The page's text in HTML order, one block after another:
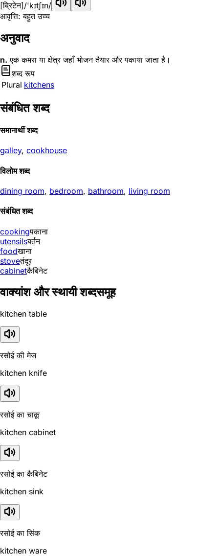
[ब्रिटेन]/'kɪtʃɪn/
आवृत्ति: बहुत उच्च
अनुवाद
n. एक कमरा या क्षेत्र जहाँ भोजन तैयार और पकाया जाता है।
शब्द रूप
Plural kitchens
संबंधित शब्द
समानार्थी शब्द
galley, cookhouse
विलोम शब्द
dining room, bedroom, bathroom, living room
संबंधित शब्द
cookingपकाना
utensilsबर्तन
foodखाना
stoveतंदूर
cabinetकैबिनेट
वाक्यांश और स्थायी शब्दसमूह
kitchen table
रसोई की मेज
kitchen knife
रसोई का चाकू
kitchen cabinet
रसोई का कैबिनेट
kitchen sink
रसोई का सिंक
kitchen ware